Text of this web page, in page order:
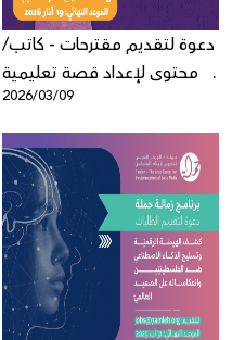
دعوة لتقديم مقترحات - كاتب/
ة محتوى لإعداد قصة تعليمية
للأطفال حول السلامة الرقمية
2026/03/09